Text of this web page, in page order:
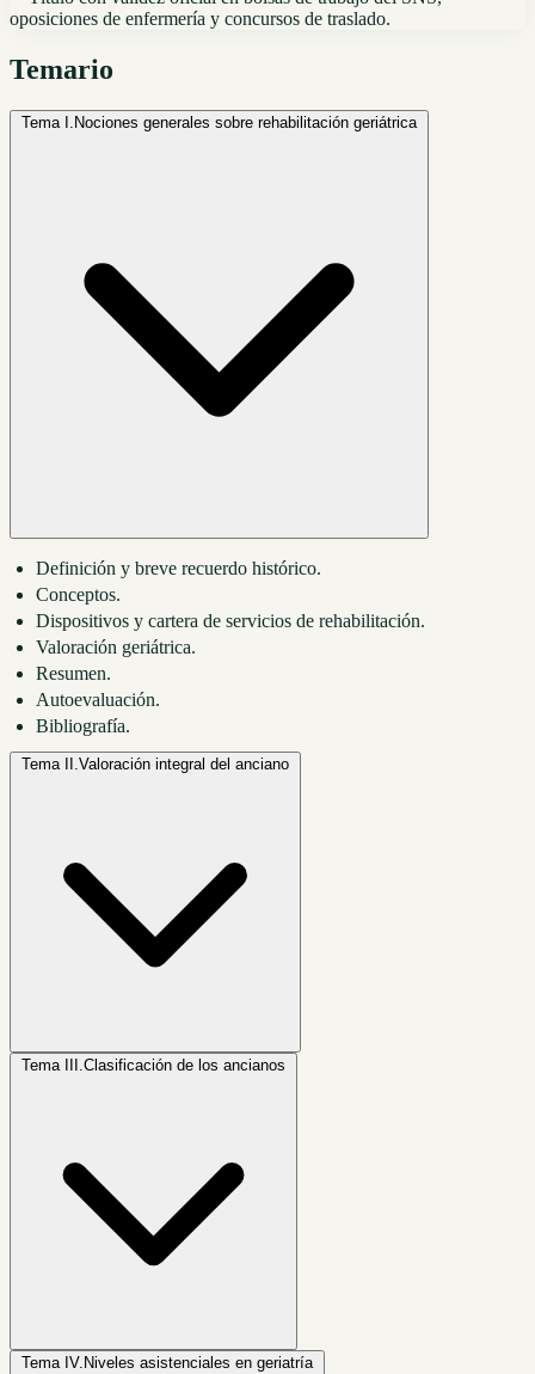
oposiciones de enfermería y concursos de traslado.
Temario
Tema I. Nociones generales sobre rehabilitación geriátrica
Definición y breve recuerdo histórico.
Conceptos.
Dispositivos y cartera de servicios de rehabilitación.
Valoración geriátrica.
Resumen.
Autoevaluación.
Bibliografía.
Tema II.
Tema III.
Tema IV. Niveles asistenciales en geriatría